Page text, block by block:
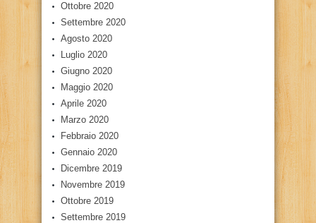
Ottobre 2020
Settembre 2020
Agosto 2020
Luglio 2020
Giugno 2020
Maggio 2020
Aprile 2020
Marzo 2020
Febbraio 2020
Gennaio 2020
Dicembre 2019
Novembre 2019
Ottobre 2019
Settembre 2019